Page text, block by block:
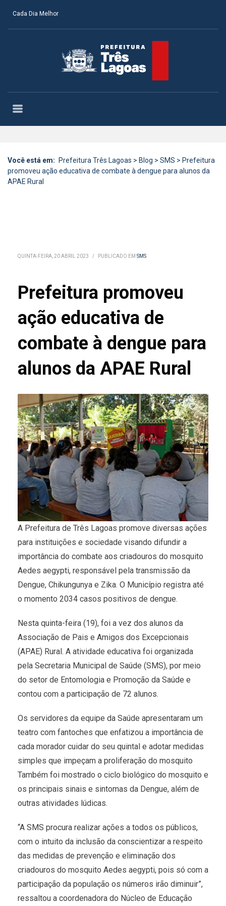
Cada Dia Melhor
Você está em: Prefeitura Três Lagoas > Blog > SMS > Prefeitura
promoveu ação educativa de combate à dengue para alunos da
APAE Rural
QUINTA-FEIRA, 20 ABRIL 2023 / PUBLICADO EM SMS
Prefeitura promoveu
ação educativa de
combate à dengue para
alunos da APAE Rural
A Prefeitura de Três Lagoas promove diversas ações
para instituições e sociedade visando difundir a
importância do combate aos criadouros do mosquito
Aedes aegypti, responsável pela transmissão da
Dengue, Chikungunya e Zika. O Município registra até
o momento 2034 casos positivos de dengue.
Nesta quinta-feira (19), foi a vez dos alunos da
Associação de Pais e Amigos dos Excepcionais
(APAE) Rural. A atividade educativa foi organizada
pela Secretaria Municipal de Saúde (SMS), por meio
do setor de Entomologia e Promoção da Saúde e
contou com a participação de 72 alunos.
Os servidores da equipe da Saúde apresentaram um
teatro com fantoches que enfatizou a importância de
cada morador cuidar do seu quintal e adotar medidas
simples que impeçam a proliferação do mosquito
Também foi mostrado o ciclo biológico do mosquito e
os principais sinais e sintomas da Dengue, além de
outras atividades lúdicas.
“A SMS procura realizar ações a todos os públicos,
com o intuito da inclusão da conscientizar a respeito
das medidas de prevenção e eliminação dos
criadouros do mosquito Aedes aegypti, pois só com a
participação da população os números irão diminuir”,
ressaltou a coordenadora do Núcleo de Educação